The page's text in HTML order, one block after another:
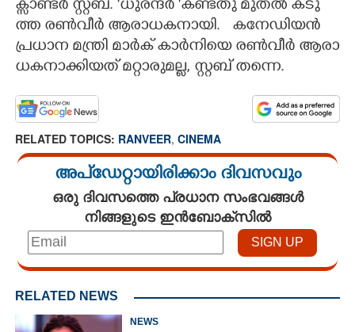
ക്സാ​ണ്ട​‌​ർ​ ​സ്റ്റ​ബ്.​ ​'ധു​ര​ന്ദ​ർ​ "​ക​ണ്ട​തു​ ​മു​ത​ൽ​ ​ക​ടു​
ത്ത​ ​ര​ൺ​വീ​ർ​ ​ആ​രാ​ധ​കനായി. ​ ​ കനേഡിയൻ ​
പ്ര​ധാ​ന​ ​മ​ന്ത്രി​ ​മാ​ർ​ക് ​കാ​ർ​നിയെ​ ര​ൺ​വീ​ർ​ ​ആ​രാ​
ധ​ക​നാ​ക്കിയത് മറ്റാരുമല്ല,​ സ്റ്റബ് തന്നെ.
RELATED TOPICS: RANVEER, CINEMA
അപ്ഡേറ്റായിരിക്കാം ദിവസവും
ഒരു ദിവസത്തെ പ്രധാന സംഭവങ്ങൾ
നിങ്ങളുടെ ഇൻബോക്സിൽ
RELATED NEWS
NEWS